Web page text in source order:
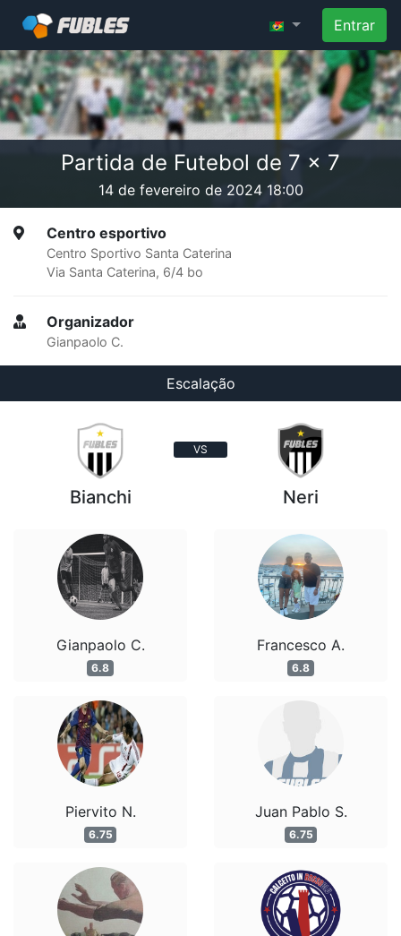
Entrar
Partida de Futebol de 7 x 7
14 de fevereiro de 2024 18:00
Centro esportivo
Centro Sportivo Santa Caterina
Via Santa Caterina, 6/4 bo
Organizador
Gianpaolo C.
Escalação
VS
Bianchi
Gianpaolo C.
6.8
Piervito N.
6.75
Neri
Francesco A.
6.8
Juan Pablo S.
6.75